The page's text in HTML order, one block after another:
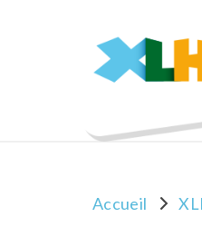
Accueil